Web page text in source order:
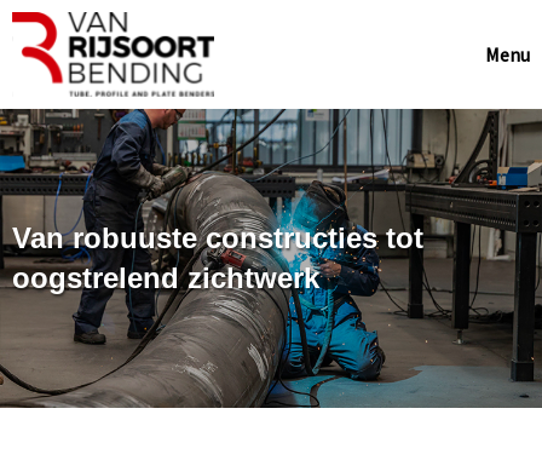
Menu
Van robuuste constructies tot
oogstrelend zichtwerk